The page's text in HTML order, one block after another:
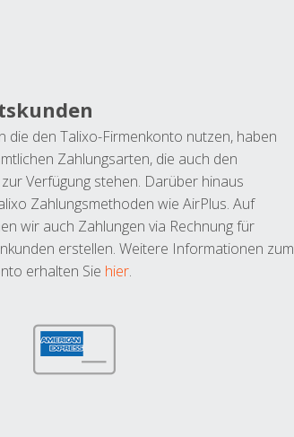
die den Talixo-Firmenkonto nutzen, haben
Zahlungsarten, die auch den
Verfügung stehen. Darüber hinaus
Zahlungsmethoden wie AirPlus. Auf
wir auch Zahlungen via Rechnung für
erstellen. Weitere Informationen zum
erhalten Sie hier.